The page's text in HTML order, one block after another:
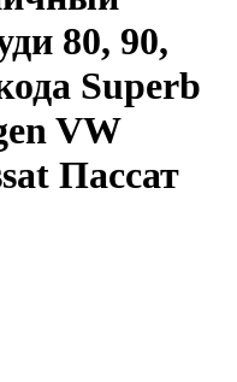
80, 90,
Superb
VW
Пассат